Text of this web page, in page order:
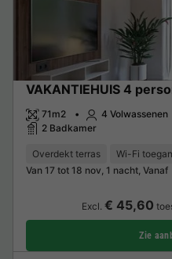
VAKANTIEHUIS 4
71m2 4 Volwassenen
2 Badkamer
Overdekt terras Wi-Fi
Van 17 tot 18 nov, 1 nacht, Vanaf
Excl. € 45,60
Zie